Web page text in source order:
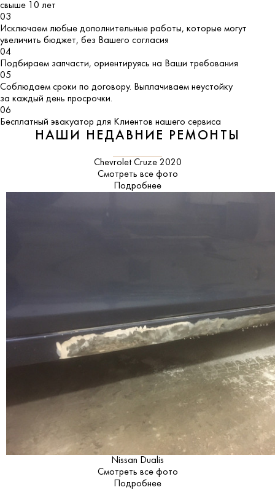
свыше 10 лет
03
Исключаем любые дополнительные работы, которые могут
увеличить бюджет, без Вашего согласия
04
Подбираем запчасти, ориентируясь на Ваши требования
05
Соблюдаем сроки по договору. Выплачиваем неустойку
за каждый день просрочки.
06
Бесплатный эвакуатор для Клиентов нашего сервиса
НАШИ НЕДАВНИЕ РЕМОНТЫ
Chevrolet Cruze 2020
Смотреть все фото
Подробнее
Nissan Dualis
Смотреть все фото
Подробнее